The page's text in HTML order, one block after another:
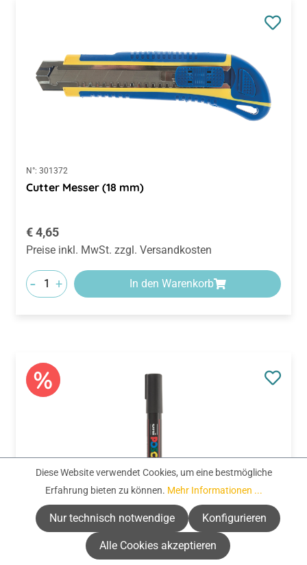
N°: 301372
Cutter Messer (18 mm)
Regulärer Preis:
€ 4,65
Preise inkl. MwSt. zzgl. Versandkosten
- + In den Warenkorb
N°: 622387
POSCA Marker PC-5M, schwarz (1,8-2,5 mm)
Diese Website verwendet Cookies, um eine bestmögliche
Erfahrung bieten zu können. Mehr Informationen ...
Nur technisch notwendige Konfigurieren
Alle Cookies akzeptieren